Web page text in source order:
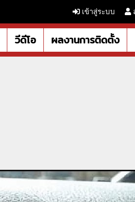
เข้าสู่ระบบ
วีดีโอ ผลงานการติดตั้ง